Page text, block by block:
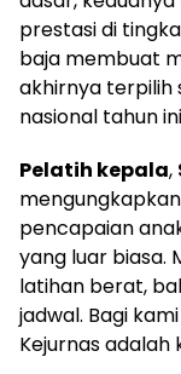
prestasi di
baja membuat
akhirnya terpilih
nasional tahun
Pelatih kepala,
pencapaian
yang luar biasa.
latihan berat,
jadwal. Bagi
Kejurnas adalah